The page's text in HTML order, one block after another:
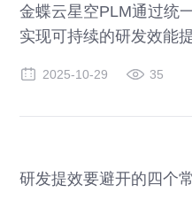
金蝶云星空PLM通过统
实现可持续的研发效能提
2025-10-29 35
研发提效要避开的四个